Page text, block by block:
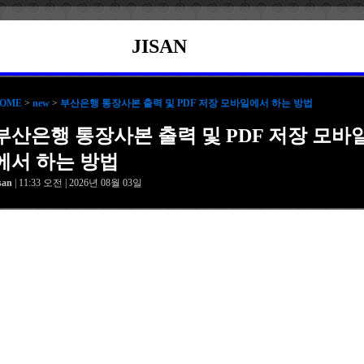
JISAN
> new > 부산은행 통장사본 출력 및 PDF 저장 모바일에서 하는 방법
산은행 통장사본 출력 및 PDF 저장 모바
서 하는 방법
| 11:33 오전 | 2026년 08월 03일